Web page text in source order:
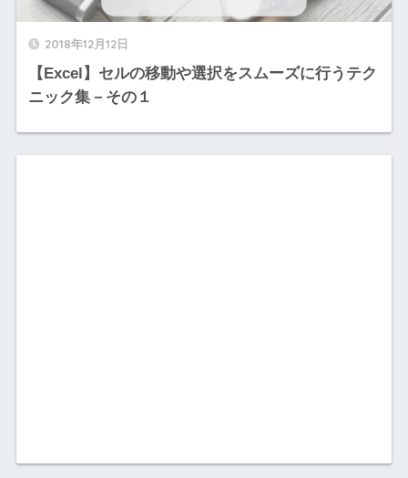
2018年12月12日
【Excel】セルの移動や選択をスムーズに行うテク
ニック集－その１